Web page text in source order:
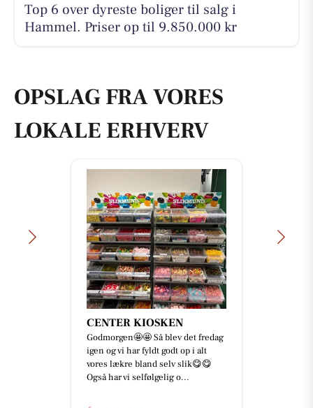
Top 6 over dyreste boliger til salg i
Hammel. Priser op til 9.850.000 kr
OPSLAG FRA VORES
LOKALE ERHVERV
CENTER KIOSKEN
Godmorgen🤩🤩 Så blev det fredag
igen og vi har fyldt godt op i alt
vores lækre bland selv slik😋😋
Også har vi selfølgelig o...